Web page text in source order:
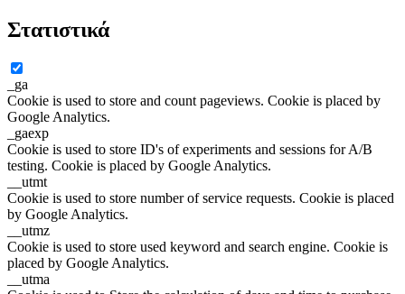
Στατιστικά
_ga
Cookie is used to store and count pageviews. Cookie is placed by
Google Analytics.
_gaexp
Cookie is used to store ID's of experiments and sessions for A/B
testing. Cookie is placed by Google Analytics.
__utmt
Cookie is used to store number of service requests. Cookie is placed
by Google Analytics.
__utmz
Cookie is used to store used keyword and search engine. Cookie is
placed by Google Analytics.
__utma